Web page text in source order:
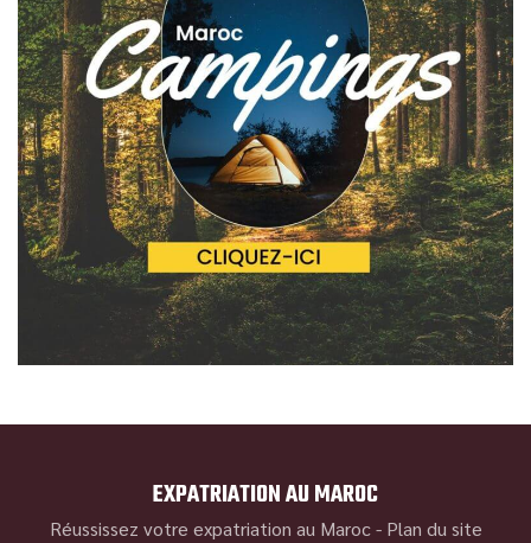
EXPATRIATION AU MAROC
Réussissez votre expatriation au Maroc - Plan du site